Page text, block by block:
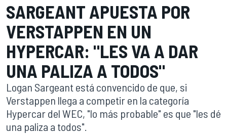
SARGEANT APUESTA POR
VERSTAPPEN EN UN
HYPERCAR: "LES VA A DAR
UNA PALIZA A TODOS"
Logan Sargeant está convencido de que, si
Verstappen llega a competir en la categoría
Hypercar del WEC, "lo más probable" es que "les dé
una paliza a todos".